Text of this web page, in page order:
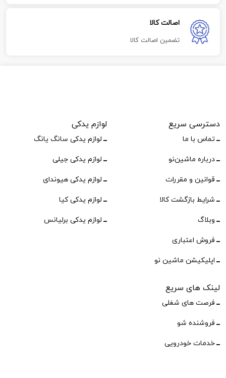
اصالت کالا
تضمین اصالت کالا
دسترسی سریع
تماس با ما
درباره ماشین‌نو
قوانین و مقررات
شرایط بازگشت کالا
وبلاگ
فروش اعتباری
اپلیکیشن ماشین نو
لوازم یدکی
لوازم یدکی سانگ یانگ
لوازم یدکی جیلی
لوازم یدکی هیوندای
لوازم یدکی کیا
لوازم یدکی برلیانس
لینک های سریع
فرصت های شغلی
فروشنده شو
خدمات خودرویی